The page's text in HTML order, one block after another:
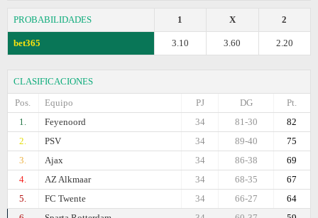
PROBABILIDADES 2
X
1
bet365 2.20
3.60
3.10
CLASIFICACIONES
Pos.
Equipo Pt.
DG
PJ
1.
Feyenoord 82
81-30
34
2.
PSV 75
89-40
34
3.
Ajax 69
86-38
34
4.
AZ Alkmaar 67
68-35
34
5.
FC Twente 64
66-27
34